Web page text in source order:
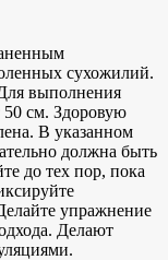
сухожилий.
выполнения
50 см. Здоровую
В указанном
должна быть
до тех пор, пока
упражнение
Делают